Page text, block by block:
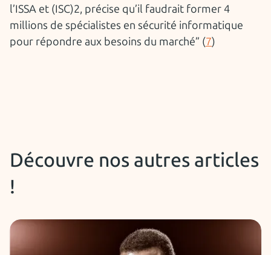
l’ISSA et (ISC)2, précise qu’il faudrait former 4
millions de spécialistes en sécurité informatique
pour répondre aux besoins du marché” (7)
Découvre nos autres articles
!